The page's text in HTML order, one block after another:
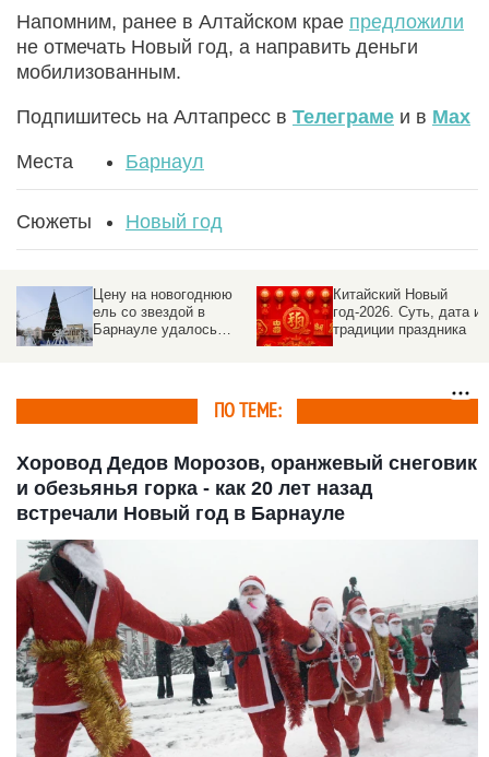
Напомним, ранее в Алтайском крае предложили
не отмечать Новый год, а направить деньги
мобилизованным.
Подпишитесь на Алтапресс в Телеграме и в Max
Места Барнаул
Сюжеты Новый год
Цену на новогоднюю
ель со звездой в
Барнауле удалось
Китайский Новый
год-2026. Суть, дата и
традиции праздника
ПО ТЕМЕ:
Хоровод Дедов Морозов, оранжевый снеговик
и обезьянья горка - как 20 лет назад
встречали Новый год в Барнауле